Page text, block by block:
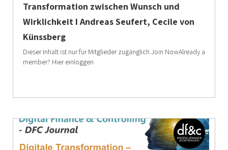
Transformation zwischen Wunsch und
Wirklichkeit I Andreas Seufert, Cecile von
Künssberg
Dieser Inhalt ist nur für Mitglieder zugänglich.Join NowAlready a
member? Hier einloggen